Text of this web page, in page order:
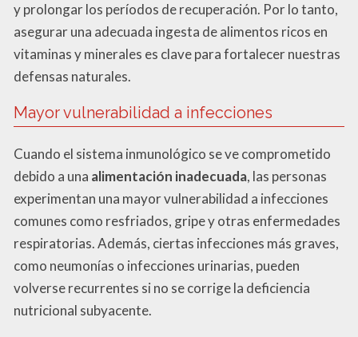
y prolongar los períodos de recuperación. Por lo tanto,
asegurar una adecuada ingesta de alimentos ricos en
vitaminas y minerales es clave para fortalecer nuestras
defensas naturales.
Mayor vulnerabilidad a infecciones
Cuando el sistema inmunológico se ve comprometido
debido a una alimentación inadecuada, las personas
experimentan una mayor vulnerabilidad a infecciones
comunes como resfriados, gripe y otras enfermedades
respiratorias. Además, ciertas infecciones más graves,
como neumonías o infecciones urinarias, pueden
volverse recurrentes si no se corrige la deficiencia
nutricional subyacente.